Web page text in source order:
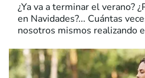
¿Ya va a terminar el verano?
en Navidades?... Cuántas
nosotros mismos realizando